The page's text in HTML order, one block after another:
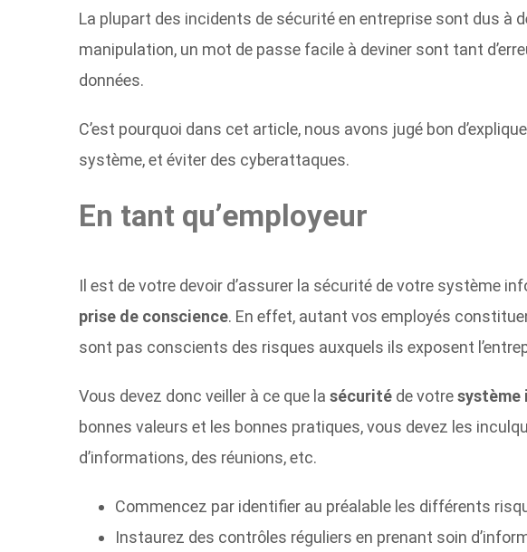
La plupart des incidents de sécurité en entreprise sont dus à
manipulation, un mot de passe facile à deviner sont tant
données.
C’est pourquoi dans cet article, nous avons jugé bon
système, et éviter des cyberattaques.
En tant qu’employeur
Il est de votre devoir d’assurer la sécurité de votre système
prise de conscience. En effet, autant vos employés
sont pas conscients des risques auxquels ils exposent
Vous devez donc veiller à ce que la sécurité de votresystème
bonnes valeurs et les bonnes pratiques, vous devez les
d’informations, des réunions, etc.
Commencez par identifier au préalable les différents
Instaurez des contrôles réguliers en prenant soin